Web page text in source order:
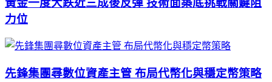
黃金一度大跌近三成後反彈 技術面築底挑戰關鍵阻
力位
先鋒集團尋數位資產主管 布局代幣化與穩定幣策略